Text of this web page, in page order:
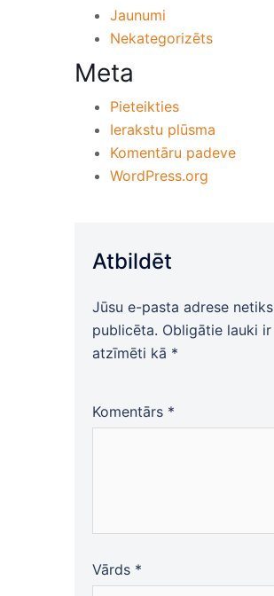
Jaunumi
Nekategorizēts
Meta
Pieteikties
Ierakstu plūsma
Komentāru padeve
WordPress.org
Atbildēt
Jūsu e-pasta adrese netiks
publicēta. Obligātie lauki ir
atzīmēti kā *
Komentārs *
Vārds *